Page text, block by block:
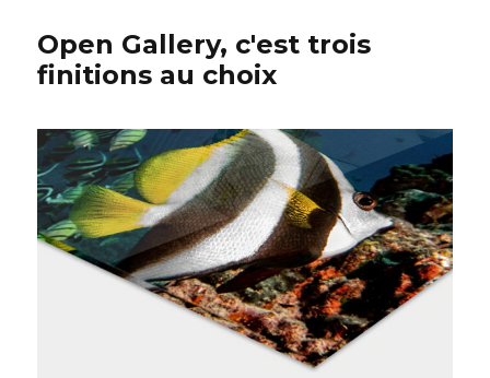
Open Gallery, c'est trois
finitions au choix